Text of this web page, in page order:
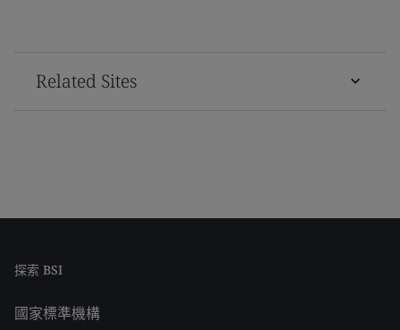
Related Sites
探索 BSI
國家標準機構